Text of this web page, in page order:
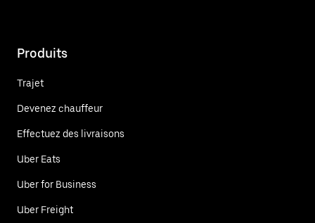
Produits
Trajet
Devenez chauffeur
Effectuez des livraisons
Uber Eats
Uber for Business
Uber Freight